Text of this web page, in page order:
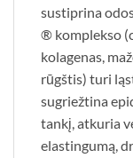
sustiprina
® komplekso
kolagenas,
rūgštis) turi
sugriežtina
tankį, atkuria
elastingumą,